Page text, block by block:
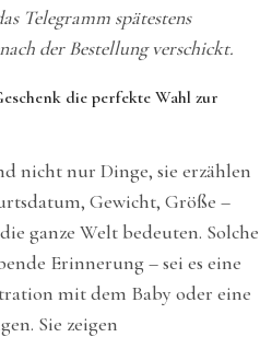
Telegramm spätestens
der Bestellung verschickt.
die perfekte Wahl zur
nicht nur Dinge, sie erzählen
Gewicht, Größe –
ganze Welt bedeuten. Solche
Erinnerung – sei es eine
mit dem Baby oder eine
Sie zeigen